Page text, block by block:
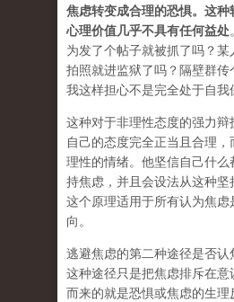
焦虑转变成合理的恐惧。 这种
心理价值几乎不具有任何益处
为发了个帖子就被抓了吗？某
拍照就进监狱了吗？隔壁群传
我这样担心不是完全处于自我
这种对于非理性态度的强力辩
自己的态度完全正当且合理
理性的情绪。他坚信自己什么
持焦虑，并且会设法从这种坚
这个原理适用于所有认为焦虑
向。
逃避焦虑的第二种途径是否认
这种途径只是把焦虑排斥在意
而来的就是恐惧或焦虑的生